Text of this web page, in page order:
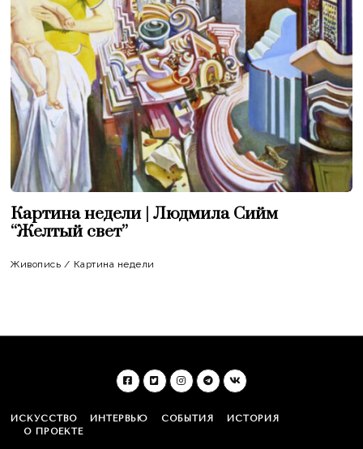
Картина недели | Людмила Сийм
“Желтый свет”
Живопись / Картина недели
ИСКУССТВО ИНТЕРВЬЮ СОБЫТИЯ
ИСТОРИЯ
О ПРОЕКТЕ